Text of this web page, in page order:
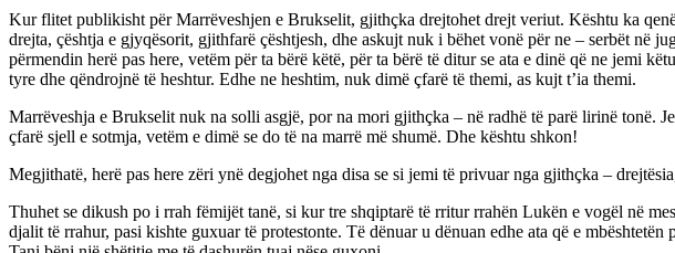
Kur flitet publikisht për Marrëveshjen e Brukselit, gjithçka drejtohet drejt veriut. Kështu ka
drejta, çështja e gjyqësorit, gjithfarë çështjesh, dhe askujt nuk i bëhet vonë për ne – serbët
përmendin herë pas here, vetëm për ta bërë këtë, për ta bërë të ditur se ata e dinë që ne jemi
tyre dhe qëndrojnë të heshtur. Edhe ne heshtim, nuk dimë çfarë të themi, as kujt t’ia themi.
Marrëveshja e Brukselit nuk na solli asgjë, por na mori gjithçka – në radhë të parë lirinë tonë.
çfarë sjell e sotmja, vetëm e dimë se do të na marrë më shumë. Dhe kështu shkon!
Megjithatë, herë pas here zëri ynë degjohet nga disa se si jemi të privuar nga gjithçka –
Thuhet se dikush po i rrah fëmijët tanë, si kur tre shqiptarë të rritur rrahën Lukën e vogël në
djalit të rrahur, pasi kishte guxuar të protestonte. Të dënuar u dënuan edhe ata që e